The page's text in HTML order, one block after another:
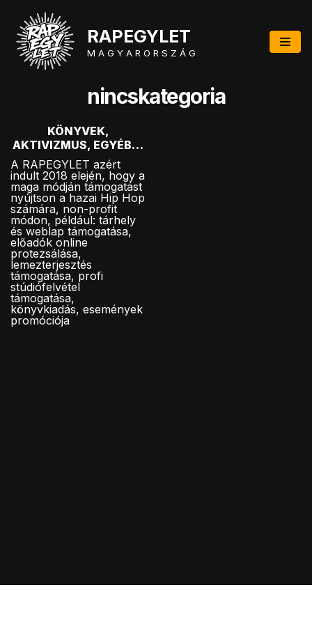
Skip
to
content
RAPEGYLET
M A G Y A R O R S Z Á G
nincskategoria
KÖNYVEK,
AKTIVIZMUS, EGYÉB…
A RAPEGYLET azért
indult 2018 elején, hogy a
maga módján támogatást
nyújtson a hazai Hip Hop
számára, non-profit
módon, például: tárhely
és weblap támogatása,
előadók online
protezsálása,
lemezterjesztés
támogatása, profi
stúdiófelvétel
támogatása,
könyvkiadás, események
promóciója